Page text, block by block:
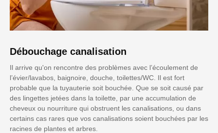
Débouchage canalisation
Il arrive qu'on rencontre des problèmes avec l’écoulement de
l’évier/lavabos, baignoire, douche, toilettes/WC. Il est fort
probable que la tuyauterie soit bouchée. Que se soit causé par
des lingettes jetées dans la toilette, par une accumulation de
cheveux ou nourriture qui obstruent les canalisations, ou dans
certains cas rares que vos canalisations soient bouchées par les
racines de plantes et arbres.